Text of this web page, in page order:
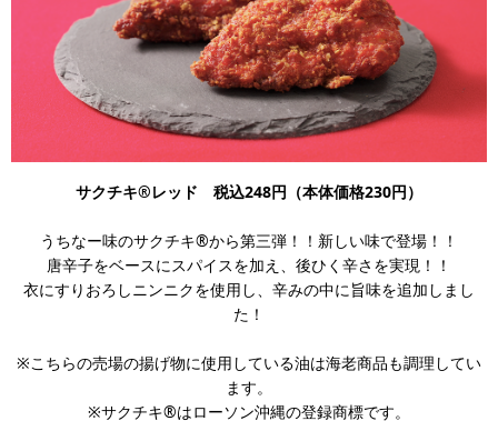
サクチキ®レッド 税込248円（本体価格230円）
うちなー味のサクチキ®から第三弾！！新しい味で登場！！
唐辛子をベースにスパイスを加え、後ひく辛さを実現！！
衣にすりおろしニンニクを使用し、辛みの中に旨味を追加しまし
た！
※こちらの売場の揚げ物に使用している油は海老商品も調理してい
ます。
※サクチキ®はローソン沖縄の登録商標です。